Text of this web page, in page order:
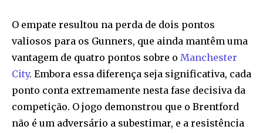
O empate resultou na perda de dois pontos
valiosos para os Gunners, que ainda mantêm uma
vantagem de quatro pontos sobre o Manchester
City. Embora essa diferença seja significativa, cada
ponto conta extremamente nesta fase decisiva da
competição. O jogo demonstrou que o Brentford
não é um adversário a subestimar, e a resistência